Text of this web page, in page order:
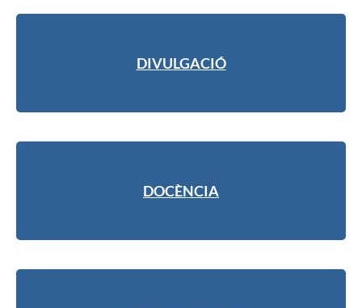
DIVULGACIÓ
DOCÈNCIA